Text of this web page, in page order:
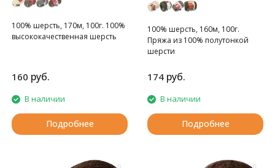
100% шерсть, 170м, 100г. 100%
высококачественная шерсть
160 руб.
В наличии
Подробнее
100% шерсть, 160м, 100г.
Пряжа из 100% полутонкой
шерсти
174 руб.
В наличии
Подробнее